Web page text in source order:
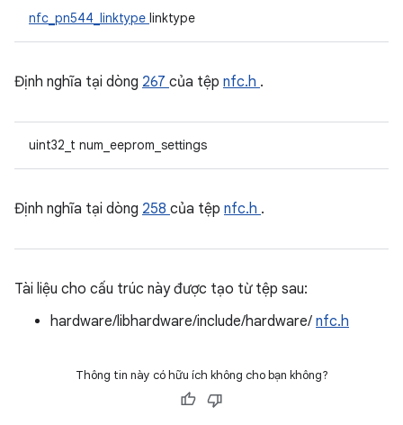
nfc_pn544_linktype linktype
Định nghĩa tại dòng 267 của tệp nfc.h .
uint32_t num_eeprom_settings
Định nghĩa tại dòng 258 của tệp nfc.h .
Tài liệu cho cấu trúc này được tạo từ tệp sau:
hardware/libhardware/include/hardware/ nfc.h
Thông tin này có hữu ích không cho bạn không?